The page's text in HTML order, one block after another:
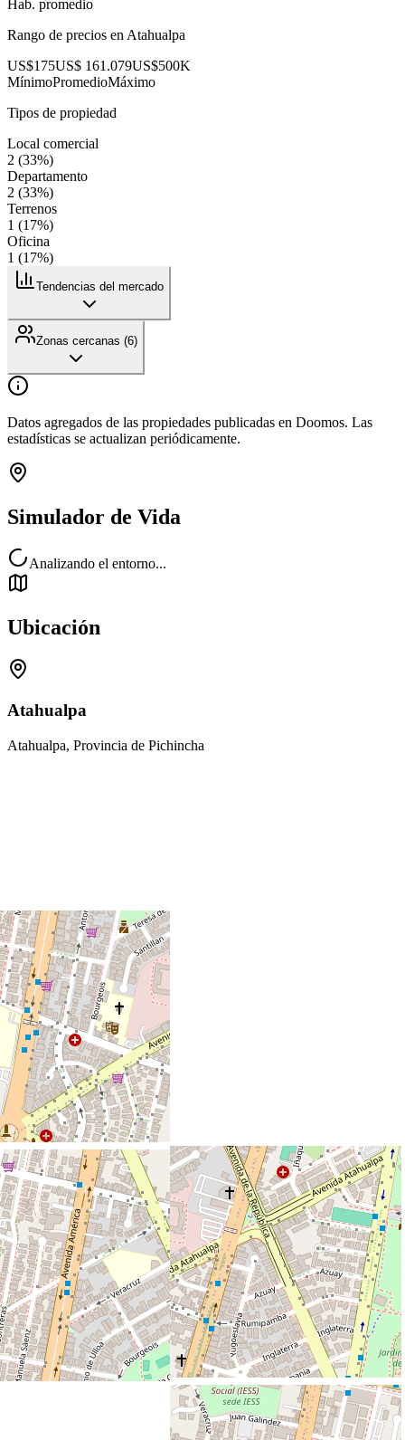
Hab. promedio
Rango de precios en Atahualpa
US$175US$ 161.079US$500K
MínimoPromedioMáximo
Tipos de propiedad
Local comercial
2 (33%)
Departamento
2 (33%)
Terrenos
1 (17%)
Oficina
1 (17%)
Tendencias del mercado
Zonas cercanas (6)
Datos agregados de las propiedades publicadas en Doomos. Las
estadísticas se actualizan periódicamente.
Simulador de Vida
Analizando el entorno...
Ubicación
Atahualpa
Atahualpa, Provincia de Pichincha